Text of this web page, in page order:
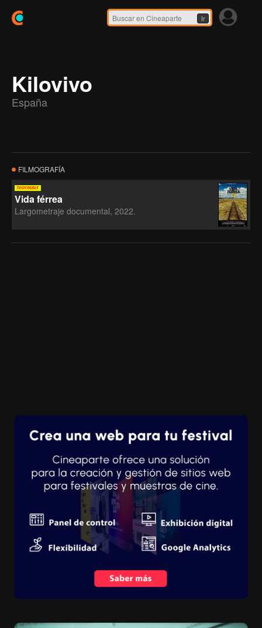
Ir
Kilovivo
España
FILMOGRAFÍA
Vida férrea
Largometraje documental, 2022.